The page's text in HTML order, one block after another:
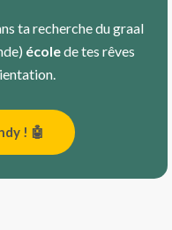
ta recherche du graal
écolede tes rêves
! 🤖